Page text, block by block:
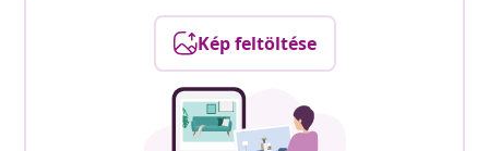
Kép feltöltése